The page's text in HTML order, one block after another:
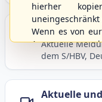
Berichte
Aktuelle
dem S/HBV,
Aktuelle
hierher
Wenn es von
Anregungen
gerne an die
schicken.